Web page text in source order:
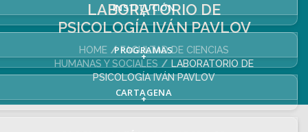
INSTITUCIÓN
+
PROGRAMAS
+
CARTAGENA
+
LABORATORIO DE
PSICOLOGÍA IVÁN PAVLOV
HOME
FACULTAD DE CIENCIAS
HUMANAS Y SOCIALES
LABORATORIO DE
PSICOLOGÍA IVÁN PAVLOV